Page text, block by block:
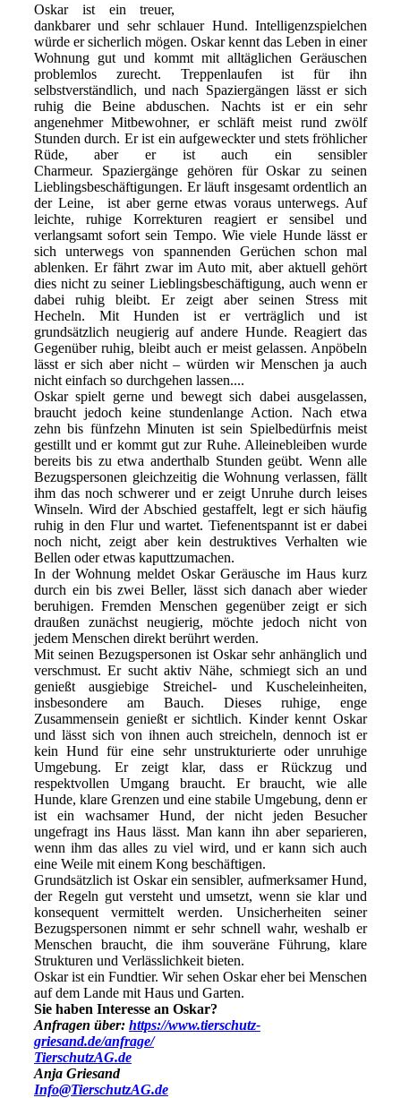
Oskar ist ein treuer,
dankbarer und sehr schlauer Hund. Intelligenzspielchen
würde er sicherlich mögen. Oskar kennt das Leben in einer
Wohnung gut und kommt mit alltäglichen Geräuschen
problemlos zurecht. Treppenlaufen ist für ihn
selbstverständlich, und nach Spaziergängen lässt er sich
ruhig die Beine abduschen. Nachts ist er ein sehr
angenehmer Mitbewohner, er schläft meist rund zwölf
Stunden durch. Er ist ein aufgeweckter und stets fröhlicher
Rüde, aber er ist auch ein sensibler
Charmeur. Spaziergänge gehören für Oskar zu seinen
Lieblingsbeschäftigungen. Er läuft insgesamt ordentlich an
der Leine, ist aber gerne etwas voraus unterwegs. Auf
leichte, ruhige Korrekturen reagiert er sensibel und
verlangsamt sofort sein Tempo. Wie viele Hunde lässt er
sich unterwegs von spannenden Gerüchen schon mal
ablenken. Er fährt zwar im Auto mit, aber aktuell gehört
dies nicht zu seiner Lieblingsbeschäftigung, auch wenn er
dabei ruhig bleibt. Er zeigt aber seinen Stress mit
Hecheln. Mit Hunden ist er verträglich und ist
grundsätzlich neugierig auf andere Hunde. Reagiert das
Gegenüber ruhig, bleibt auch er meist gelassen. Anpöbeln
lässt er sich aber nicht – würden wir Menschen ja auch
nicht einfach so durchgehen lassen....
Oskar spielt gerne und bewegt sich dabei ausgelassen,
braucht jedoch keine stundenlange Action. Nach etwa
zehn bis fünfzehn Minuten ist sein Spielbedürfnis meist
gestillt und er kommt gut zur Ruhe. Alleinebleiben wurde
bereits bis zu etwa anderthalb Stunden geübt. Wenn alle
Bezugspersonen gleichzeitig die Wohnung verlassen, fällt
ihm das noch schwerer und er zeigt Unruhe durch leises
Winseln. Wird der Abschied gestaffelt, legt er sich häufig
ruhig in den Flur und wartet. Tiefenentspannt ist er dabei
noch nicht, zeigt aber kein destruktives Verhalten wie
Bellen oder etwas kaputtzumachen.
In der Wohnung meldet Oskar Geräusche im Haus kurz
durch ein bis zwei Beller, lässt sich danach aber wieder
beruhigen. Fremden Menschen gegenüber zeigt er sich
draußen zunächst neugierig, möchte jedoch nicht von
jedem Menschen direkt berührt werden.
Mit seinen Bezugspersonen ist Oskar sehr anhänglich und
verschmust. Er sucht aktiv Nähe, schmiegt sich an und
genießt ausgiebige Streichel- und Kuscheleinheiten,
insbesondere am Bauch. Dieses ruhige, enge
Zusammensein genießt er sichtlich. Kinder kennt Oskar
und lässt sich von ihnen auch streicheln, dennoch ist er
kein Hund für eine sehr unstrukturierte oder unruhige
Umgebung. Er zeigt klar, dass er Rückzug und
respektvollen Umgang braucht. Er braucht, wie alle
Hunde, klare Grenzen und eine stabile Umgebung, denn er
ist ein wachsamer Hund, der nicht jeden Besucher
ungefragt ins Haus lässt. Man kann ihn aber separieren,
wenn ihm das alles zu viel wird, und er kann sich auch
eine Weile mit einem Kong beschäftigen.
Grundsätzlich ist Oskar ein sensibler, aufmerksamer Hund,
der Regeln gut versteht und umsetzt, wenn sie klar und
konsequent vermittelt werden. Unsicherheiten seiner
Bezugspersonen nimmt er sehr schnell wahr, weshalb er
Menschen braucht, die ihm souveräne Führung, klare
Strukturen und Verlässlichkeit bieten.
Oskar ist ein Fundtier. Wir sehen Oskar eher bei Menschen
auf dem Lande mit Haus und Garten.
Sie haben Interesse an Oskar?
Anfragen über: https://www.tierschutz-
griesand.de/anfrage/
TierschutzAG.de
Anja Griesand
Info@TierschutzAG.de